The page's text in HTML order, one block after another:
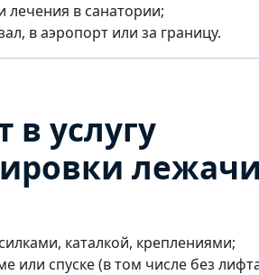
лечения в санатории;
в аэропорт или за границу.
в услугу
каталкой, креплениями;
или спуске (в том числе без